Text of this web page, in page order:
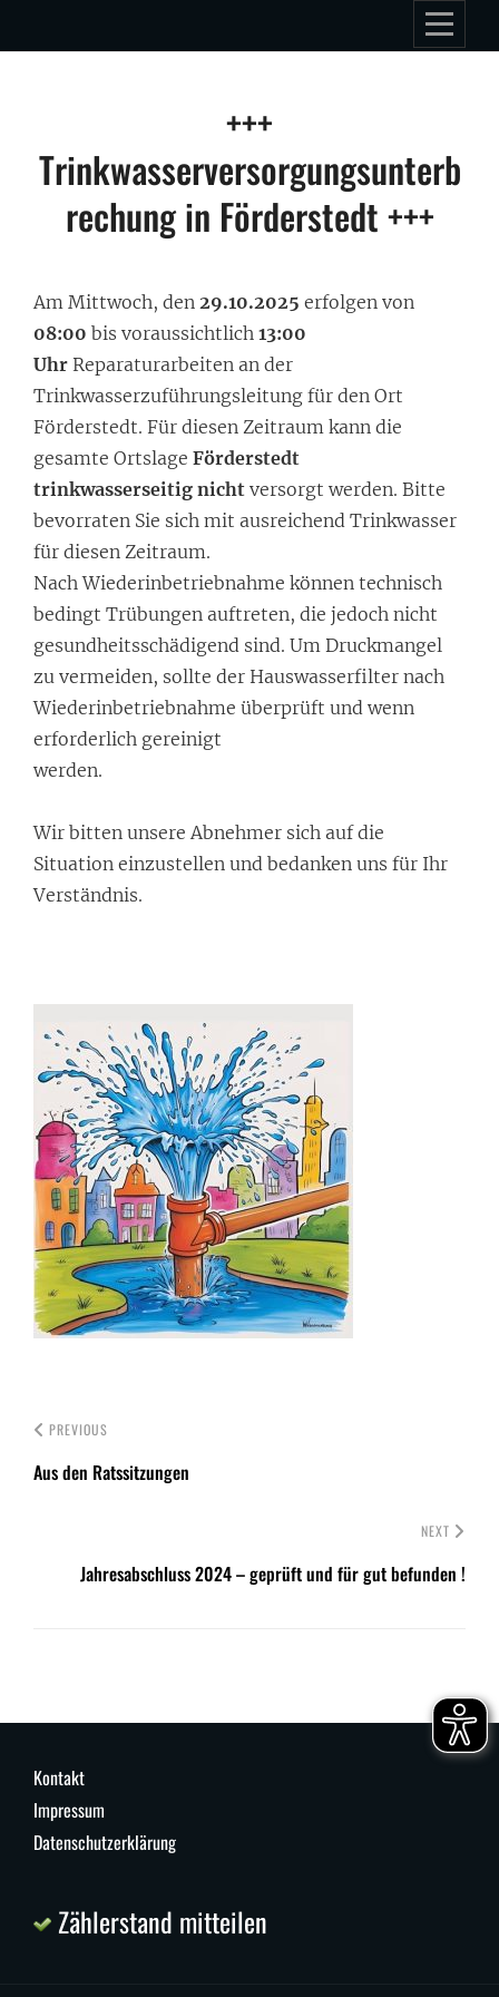
to
+++
Trinkwasserversorgungsunterb
rechung in Förderstedt +++
Am Mittwoch, den 29.10.2025 erfolgen von
08:00 bis voraussichtlich 13:00
Uhr Reparaturarbeiten an der
Trinkwasserzuführungsleitung für den Ort
Förderstedt. Für diesen Zeitraum kann die
gesamte Ortslage Förderstedt
trinkwasserseitig nicht versorgt werden. Bitte
bevorraten Sie sich mit ausreichend Trinkwasser
für diesen Zeitraum.
Nach Wiederinbetriebnahme können technisch
bedingt Trübungen auftreten, die jedoch nicht
gesundheitsschädigend sind. Um Druckmangel
zu vermeiden, sollte der Hauswasserfilter nach
Wiederinbetriebnahme überprüft und wenn
erforderlich gereinigt
werden.
Wir bitten unsere Abnehmer sich auf die
Situation einzustellen und bedanken uns für Ihr
Verständnis.
Beitragsnavigation
PREVIOUS
Aus den Ratssitzungen
NEXT
Jahresabschluss 2024 – geprüft und für gut befunden !
Kontakt
Impressum
Datenschutzerklärung
Zählerstand mitteilen